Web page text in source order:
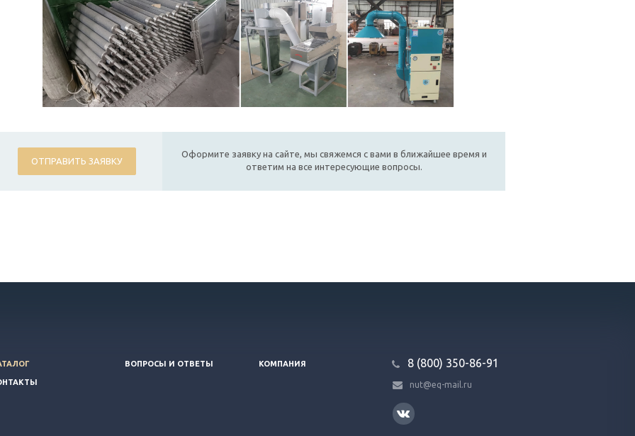
ОТПРАВИТЬ ЗАЯВКУ
Оформите заявку на сайте, мы свяжемся с вами в ближайшее время и
ответим на все интересующие вопросы.
ВОПРОСЫ И ОТВЕТЫ КОМПАНИЯ 8 (800) 350-86-91
nut@eq-mail.ru